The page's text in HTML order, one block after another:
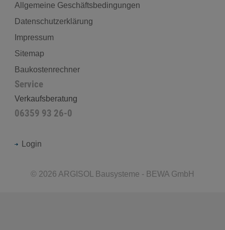
Allgemeine Geschäftsbedingungen
Datenschutzerklärung
Impressum
Sitemap
Baukostenrechner
Service
Verkaufsberatung
06359 93 26-0
Login
© 2026 ARGISOL Bausysteme - BEWA GmbH